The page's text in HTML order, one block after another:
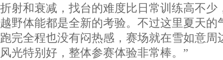
折射和衰减，找台的难度比日常训练高不少
越野体能都是全新的考验。不过这里夏天的
跑完全程也没有闷热感，赛场就在雪如意周
风光特别好，整体参赛体验非常棒。”